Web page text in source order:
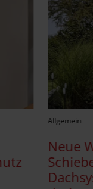
Allgemein
Neue